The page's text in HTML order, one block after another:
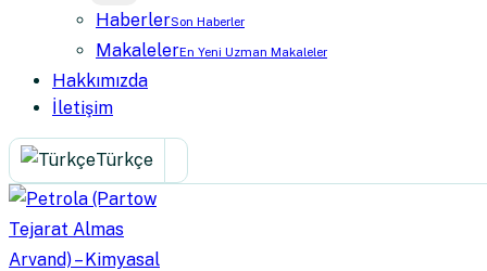
HaberlerSon Haberler
MakalelerEn Yeni Uzman Makaleler
Hakkımızda
İletişim
Türkçe